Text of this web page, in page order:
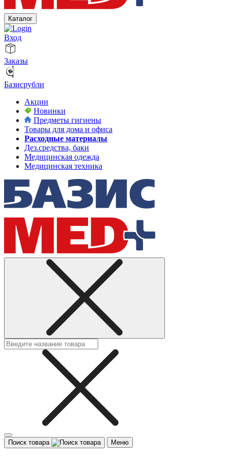
Каталог
Вход
Заказы
Базисрубли
Акции
Новинки
Предметы гигиены
Товары для дома и офиса
Расходные материалы
Дез.средства, баки
Медицинская одежда
Медицинская техника
Поиск товара Меню